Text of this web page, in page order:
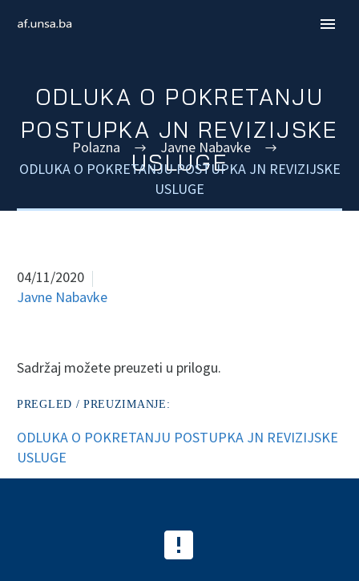
ODLUKA O POKRETANJU
POSTUPKA JN REVIZIJSKE
USLUGE
Polazna
Javne Nabavke
ODLUKA O POKRETANJU POSTUPKA JN REVIZIJSKE
USLUGE
04/11/2020
Javne Nabavke
Sadržaj možete preuzeti u prilogu.
PREGLED / PREUZIMANJE:
ODLUKA O POKRETANJU POSTUPKA JN REVIZIJSKE
USLUGE

